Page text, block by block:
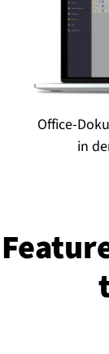
Office-
in